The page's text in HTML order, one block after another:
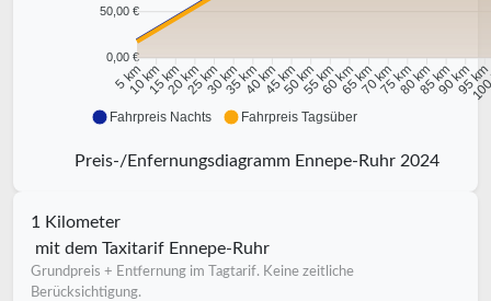
50,00 €
0,00 €
5 km
10 km15 km20 km25 km30 km35 km40 km45 km50 km55 km60 km65 km70 km75 km80 km85 km90 km95 km
Fahrpreis Nachts Fahrpreis Tagsüber
Preis-/Enfernungsdiagramm Ennepe-Ruhr 2024
1 Kilometer
mit dem Taxitarif Ennepe-Ruhr
Grundpreis + Entfernung im Tagtarif. Keine zeitliche
Berücksichtigung.